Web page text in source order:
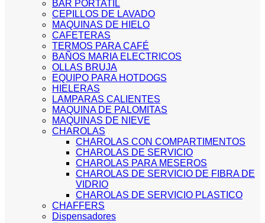
BAR PORTATIL
CEPILLOS DE LAVADO
MAQUINAS DE HIELO
CAFETERAS
TERMOS PARA CAFÉ
BAÑOS MARIA ELECTRICOS
OLLAS BRUJA
EQUIPO PARA HOTDOGS
HIELERAS
LAMPARAS CALIENTES
MAQUINA DE PALOMITAS
MAQUINAS DE NIEVE
CHAROLAS
CHAROLAS CON COMPARTIMENTOS
CHAROLAS DE SERVICIO
CHAROLAS PARA MESEROS
CHAROLAS DE SERVICIO DE FIBRA DE
VIDRIO
CHAROLAS DE SERVICIO PLASTICO
CHAFFERS
Dispensadores